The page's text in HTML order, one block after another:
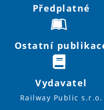
Předplatné
Ostatní
Vydavatel
Railway Public s.r.o.